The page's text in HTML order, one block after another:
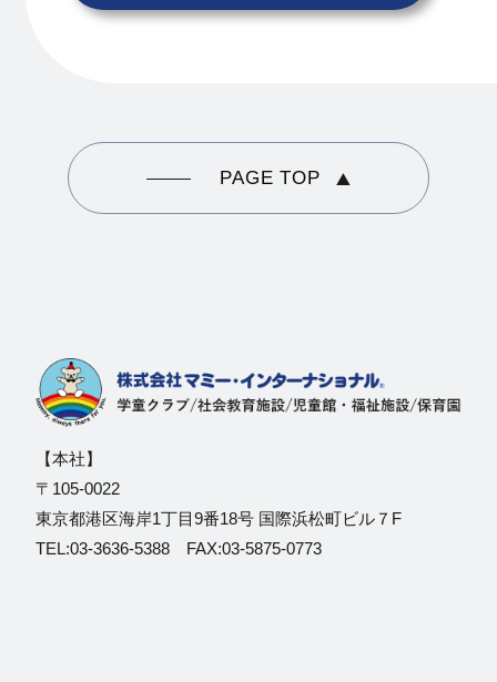
PAGE TOP
【本社】
〒105-0022
東京都港区海岸1丁目9番18号 国際浜松町ビル７F
TEL:03-3636-5388 FAX:03-5875-0773